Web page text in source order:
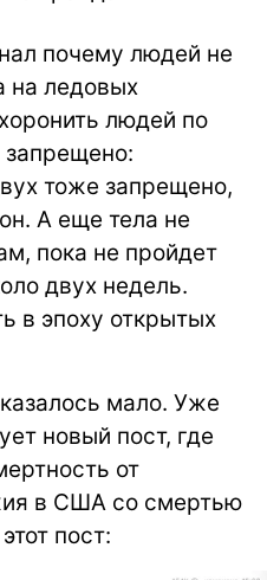
почему людей не
на ледовых
людей по
тоже запрещено,
А еще тела не
пока не пройдет
двух недель.
в эпоху открытых
мало. Уже
новый пост, где
от
в США со смертью
пост: